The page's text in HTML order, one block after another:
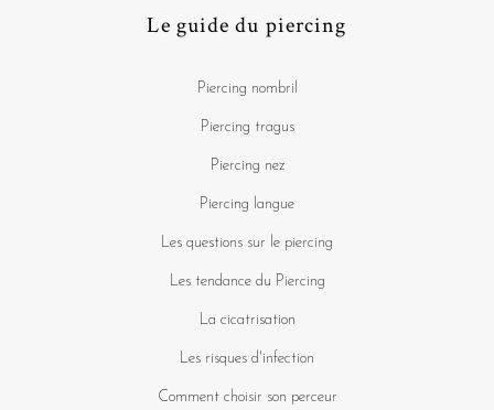
Le guide du piercing
Piercing nombril
Piercing tragus
Piercing nez
Piercing langue
Les questions sur le piercing
Les tendance du Piercing
La cicatrisation
Les risques d'infection
Comment choisir son perceur